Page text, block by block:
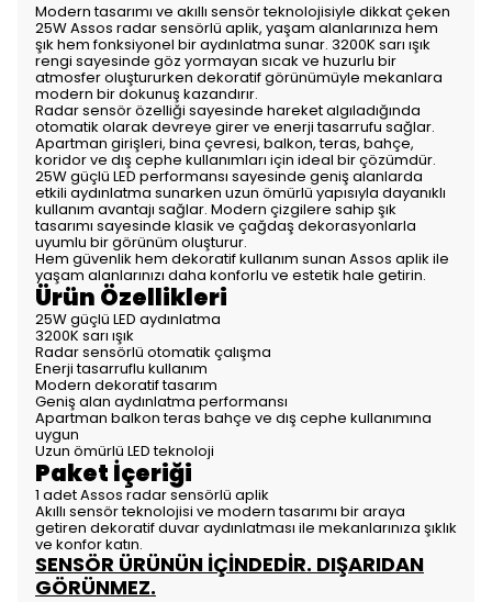
Modern tasarımı ve akıllı sensör teknolojisiyle dikkat çeken
25W Assos radar sensörlü aplik, yaşam alanlarınıza hem
şık hem fonksiyonel bir aydınlatma sunar. 3200K sarı ışık
rengi sayesinde göz yormayan sıcak ve huzurlu bir
atmosfer oluştururken dekoratif görünümüyle mekanlara
modern bir dokunuş kazandırır.
Radar sensör özelliği sayesinde hareket algıladığında
otomatik olarak devreye girer ve enerji tasarrufu sağlar.
Apartman girişleri, bina çevresi, balkon, teras, bahçe,
koridor ve dış cephe kullanımları için ideal bir çözümdür.
25W güçlü LED performansı sayesinde geniş alanlarda
etkili aydınlatma sunarken uzun ömürlü yapısıyla dayanıklı
kullanım avantajı sağlar. Modern çizgilere sahip şık
tasarımı sayesinde klasik ve çağdaş dekorasyonlarla
uyumlu bir görünüm oluşturur.
Hem güvenlik hem dekoratif kullanım sunan Assos aplik ile
yaşam alanlarınızı daha konforlu ve estetik hale getirin.
Ürün Özellikleri
25W güçlü LED aydınlatma
3200K sarı ışık
Radar sensörlü otomatik çalışma
Enerji tasarruflu kullanım
Modern dekoratif tasarım
Geniş alan aydınlatma performansı
Apartman balkon teras bahçe ve dış cephe kullanımına
uygun
Uzun ömürlü LED teknoloji
Paket İçeriği
1 adet Assos radar sensörlü aplik
Akıllı sensör teknolojisi ve modern tasarımı bir araya
getiren dekoratif duvar aydınlatması ile mekanlarınıza şıklık
ve konfor katın.
SENSÖR ÜRÜNÜN İÇİNDEDİR. DIŞARIDAN
GÖRÜNMEZ.